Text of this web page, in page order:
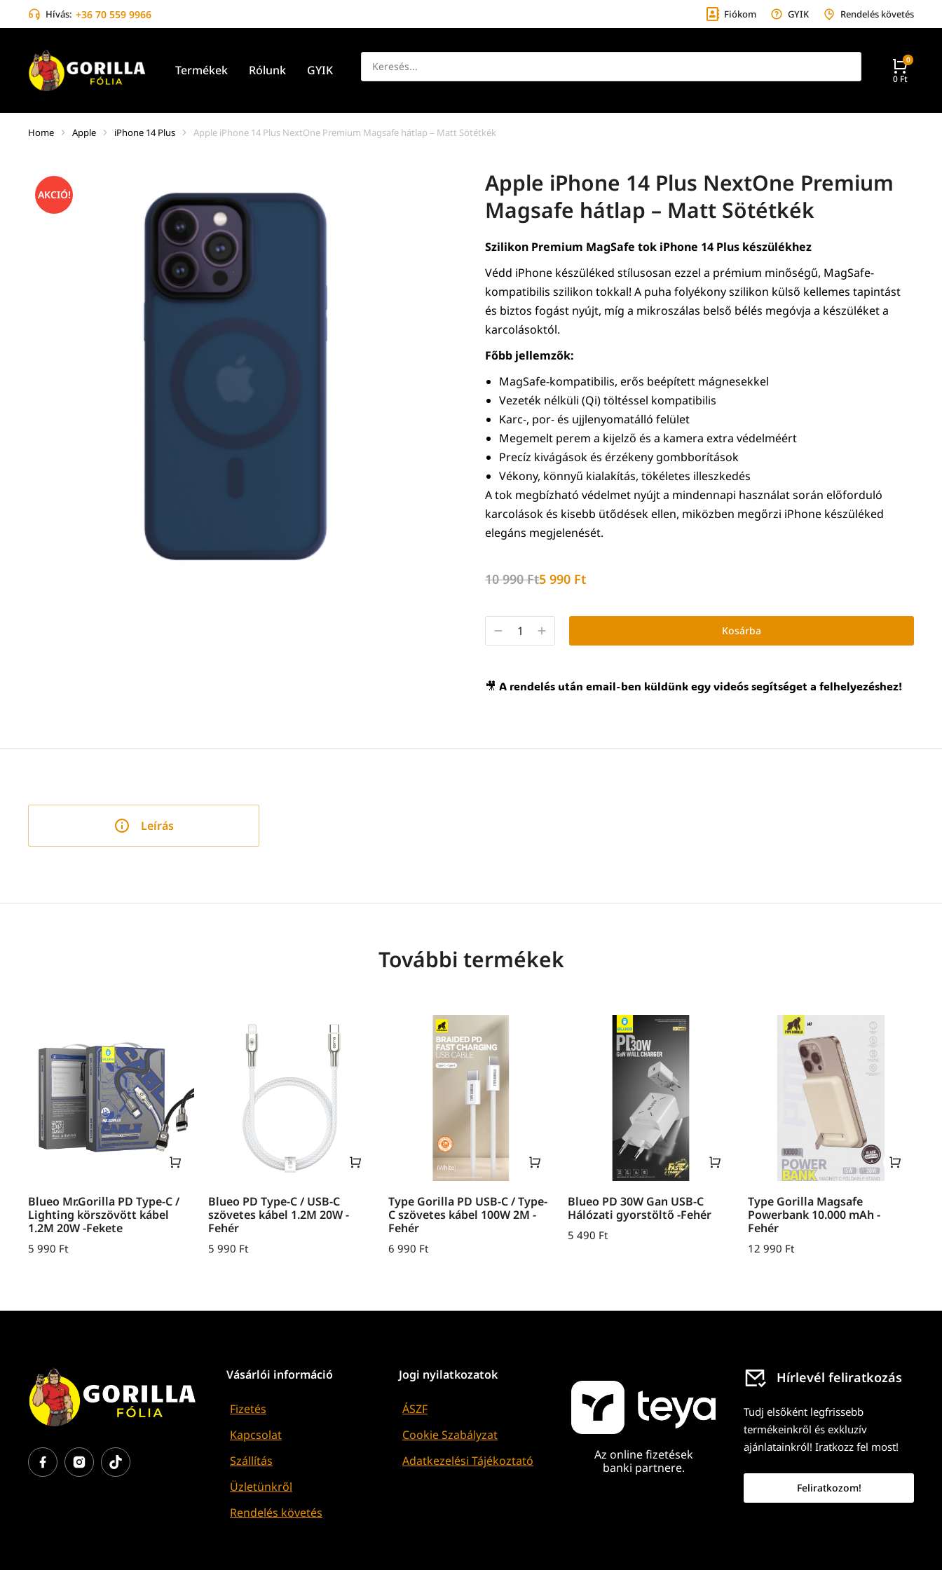
Hívás: +36 70 559 9966 Fiókom GYIK Rendelés követés
Termékek Rólunk GYIK
0 Ft
You are here:
Home Apple iPhone 14 Plus Apple iPhone 14 Plus NextOne Premium Magsafe hátlap – Matt Sötétkék
AKCIÓ!
Apple iPhone 14 Plus NextOne Premium
Magsafe hátlap – Matt Sötétkék
Szilikon Premium MagSafe tok iPhone 14 Plus készülékhez
Védd iPhone készüléked stílusosan ezzel a prémium minőségű, MagSafe-
kompatibilis szilikon tokkal! A puha folyékony szilikon külső kellemes tapintást
és biztos fogást nyújt, míg a mikroszálas belső bélés megóvja a készüléket a
karcolásoktól.
Főbb jellemzők:
MagSafe-kompatibilis, erős beépített mágnesekkel
Vezeték nélküli (Qi) töltéssel kompatibilis
Karc-, por- és ujjlenyomatálló felület
Megemelt perem a kijelző és a kamera extra védelméért
Precíz kivágások és érzékeny gombborítások
Vékony, könnyű kialakítás, tökéletes illeszkedés
A tok megbízható védelmet nyújt a mindennapi használat során előforduló
karcolások és kisebb ütődések ellen, miközben megőrzi iPhone készüléked
elegáns megjelenését.
10 990Ft5 990 Ft
Kosárba
🎥 A rendelés után email-ben küldünk egy videós segítséget a felhelyezéshez!
Leírás
További termékek
Blueo Mr.Gorilla PD Type-C /
Lighting körszövött kábel
1.2M 20W -Fekete
5 990 Ft
Blueo PD Type-C / USB-C
szövetes kábel 1.2M 20W -
Fehér
5 990 Ft
Type Gorilla PD USB-C / Type-
C szövetes kábel 100W 2M -
Fehér
6 990 Ft
Blueo PD 30W Gan USB-C
Hálózati gyorstöltő -Fehér
5 490 Ft
Type Gorilla Magsafe
Powerbank 10.000 mAh -
Fehér
12 990 Ft
Vásárlói információ
Fizetés
Kapcsolat
Szállítás
Üzletünkről
Rendelés követés
Jogi nyilatkozatok
ÁSZF
Cookie Szabályzat
Adatkezelési Tájékoztató
Az online fizetések
banki partnere.
Hírlevél feliratkozás
Tudj elsőként legfrissebb
termékeinkről és exkluzív
ajánlatainkról! Iratkozz fel most!
Feliratkozom!